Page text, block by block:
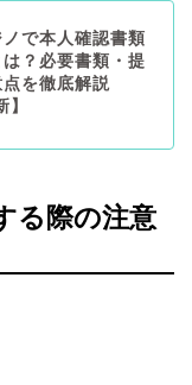
で本人確認書類
？必要書類・提
を徹底解説
】
る際の注意